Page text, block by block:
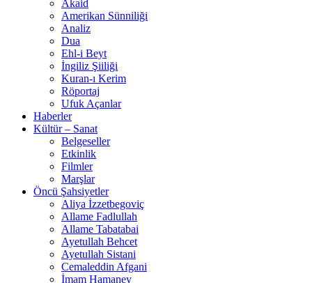
Akaid
Amerikan Sünniliği
Analiz
Dua
Ehl-i Beyt
İngiliz Şiiliği
Kuran-ı Kerim
Röportaj
Ufuk Açanlar
Haberler
Kültür – Sanat
Belgeseller
Etkinlik
Filmler
Marşlar
Öncü Şahsiyetler
Aliya İzzetbegoviç
Allame Fadlullah
Allame Tabatabai
Ayetullah Behcet
Ayetullah Sistani
Cemaleddin Afgani
İmam Hamaney